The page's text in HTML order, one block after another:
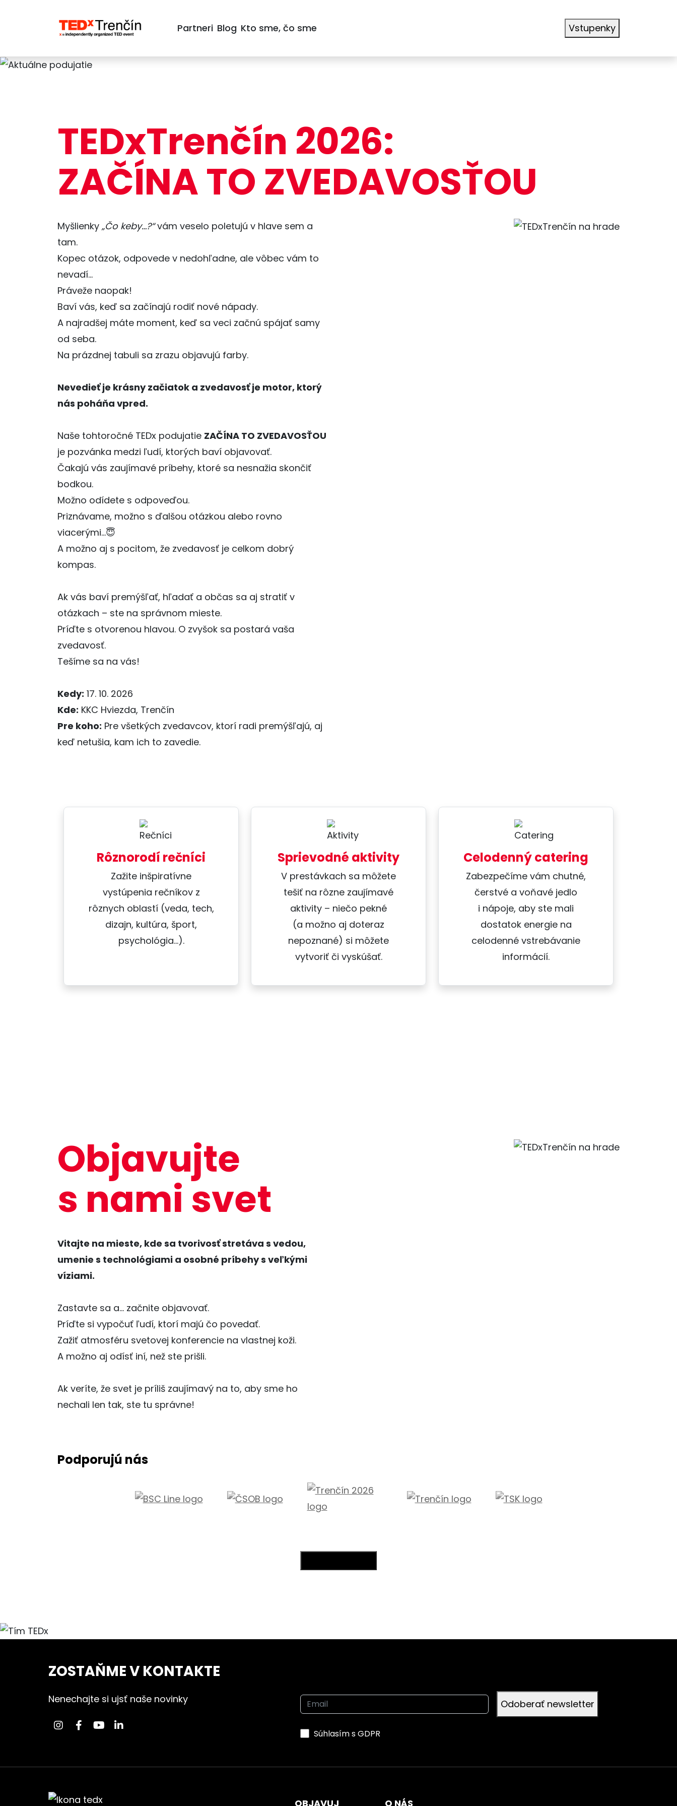
Partneri Blog Kto sme, čo sme Vstupenky
TEDxTrenčín 2026:
ZAČÍNA TO ZVEDAVOSŤOU
Myšlienky „Čo keby…?“vám veselo poletujú v hlave sem a
tam.
Kopec otázok, odpovede v nedohľadne, ale vôbec vám to
nevadí…
Práveže naopak!
Baví vás, keď sa začínajú rodiť nové nápady.
A najradšej máte moment, keď sa veci začnú spájať samy
od seba.
Na prázdnej tabuli sa zrazu objavujú farby.
Nevedieť je krásny začiatok a zvedavosť je motor, ktorý
nás poháňa vpred.
Naše tohtoročné TEDx podujatie ZAČÍNA TO ZVEDAVOSŤOU
je pozvánka medzi ľudí, ktorých baví objavovať.
Čakajú vás zaujímavé príbehy, ktoré sa nesnažia skončiť
bodkou.
Možno odídete s odpoveďou.
Priznávame, možno s ďalšou otázkou alebo rovno
viacerými…😇
A možno aj s pocitom, že zvedavosť je celkom dobrý
kompas.
Ak vás baví premýšľať, hľadať a občas sa aj stratiť v
otázkach – ste na správnom mieste.
Príďte s otvorenou hlavou. O zvyšok sa postará vaša
zvedavosť.
Tešíme sa na vás!
Kedy: 17. 10. 2026
Kde: KKC Hviezda, Trenčín
Pre koho: Pre všetkých zvedavcov, ktorí radi premýšľajú, aj
keď netušia, kam ich to zavedie.
Rôznorodí rečníci
Zažite inšpiratívne
vystúpenia rečníkov z
rôznych oblastí (veda, tech,
dizajn, kultúra, šport,
psychológia…).
Sprievodné aktivity
V prestávkach sa môžete
tešiť na rôzne zaujímavé
aktivity – niečo pekné
(a možno aj doteraz
nepoznané) si môžete
vytvoriť či vyskúšať.
Celodenný catering
Zabezpečíme vám chutné,
čerstvé a voňavé jedlo
i nápoje, aby ste mali
dostatok energie na
celodenné vstrebávanie
informácií.
Objavujte
s nami svet
Vitajte na mieste, kde sa tvorivosť stretáva s vedou,
umenie s technológiami a osobné príbehy s veľkými
víziami.
Zastavte sa a… začnite objavovať.
Príďte si vypočuť ľudí, ktorí majú čo povedať.
Zažiť atmosféru svetovej konferencie na vlastnej koži.
A možno aj odísť iní, než ste prišli.
Ak veríte, že svet je príliš zaujímavý na to, aby sme ho
nechali len tak, ste tu správne!
Podporujú nás
ZOSTAŇME V KONTAKTE
Nenechajte si ujsť naše novinky
Súhlasím s GDPR
Odoberať newsletter
OBJAVUJ O NÁS